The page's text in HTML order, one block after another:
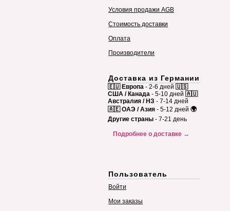
Условия продажи AGB
Стоимость доставки
Оплата
Производители
Доставка из Германии
🇪🇺 Европа - 2-6 дней 🇺🇸
США / Канада - 5-10 дней 🇦🇺
Австралия / НЗ - 7-14 дней
🇦🇪 ОАЭ / Азия - 5-12 дней 🌍
Другие страны - 7-21 день
Подробнее о доставке →
Пользователь
Войти
Мои заказы